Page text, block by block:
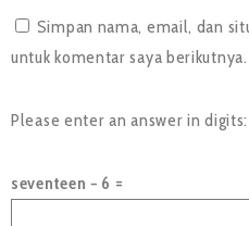
Simpan nama, email, dan
untuk komentar saya berikutnya.
Please enter an answer in digits:
seventeen − 6 =